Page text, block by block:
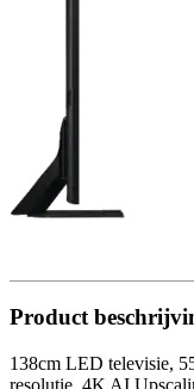
Product
138cm LED televisie,
resolutie, 4K AI